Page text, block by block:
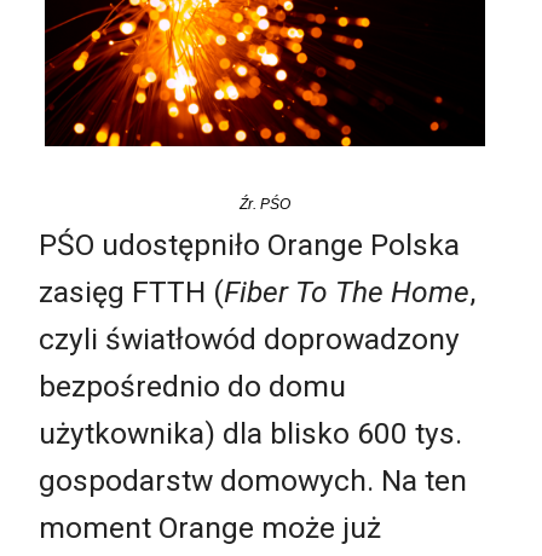
Źr. PŚO
PŚO udostępniło Orange Polska
zasięg FTTH (Fiber To The Home,
czyli światłowód doprowadzony
bezpośrednio do domu
użytkownika) dla blisko 600 tys.
gospodarstw domowych. Na ten
moment Orange może już